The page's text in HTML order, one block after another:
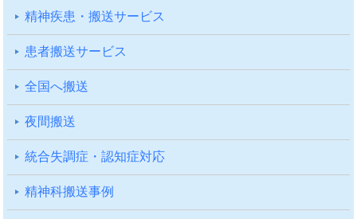
精神疾患・搬送サービス
患者搬送サービス
全国へ搬送
夜間搬送
統合失調症・認知症対応
精神科搬送事例